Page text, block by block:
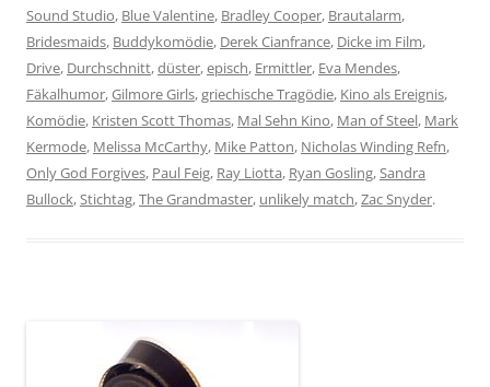
Sound Studio, Blue Valentine, Bradley Cooper, Brautalarm,
Bridesmaids, Buddykomödie, Derek Cianfrance, Dicke im Film,
Drive, Durchschnitt,düster,episch, Ermittler, Eva Mendes,
Fäkalhumor,Gilmore Girls,griechische Tragödie, Kino als Ereignis,
Komödie, Kristen Scott Thomas, Mal Sehn Kino, Man of Steel, Mark
Kermode, Melissa McCarthy, Mike Patton, Nicholas Winding Refn,
Only God Forgives, Paul Feig, Ray Liotta, Ryan Gosling,Sandra
Bullock,Stichtag,The Grandmaster, unlikely match,Zac Snyder.